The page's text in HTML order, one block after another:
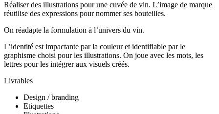
Réaliser des illustrations pour une cuvée de vin. L’image de marque
réutilise des expressions pour nommer ses bouteilles.
On réadapte la formulation à l’univers du vin.
L’identité est impactante par la couleur et identifiable par le
graphisme choisi pour les illustrations. On joue avec les mots, les
lettres pour les intégrer aux visuels créés.
Livrables
Design / branding
Etiquettes